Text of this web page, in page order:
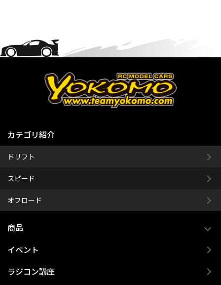
カテゴリ紹介
ドリフト
スピード
オフロード
商品
イベント
ラジコン講座